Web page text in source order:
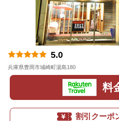
5.0
兵庫県豊岡市城崎町湯島180
料
割引クーポ